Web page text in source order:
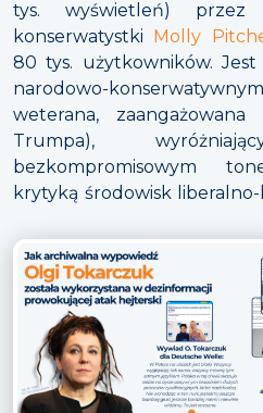
tys. wyświetleń) przez
konserwatystki Molly
80 tys. użytkowników.
narodowo-
weterana,
Trumpa),
bezkompromisowym
krytyką środowisk